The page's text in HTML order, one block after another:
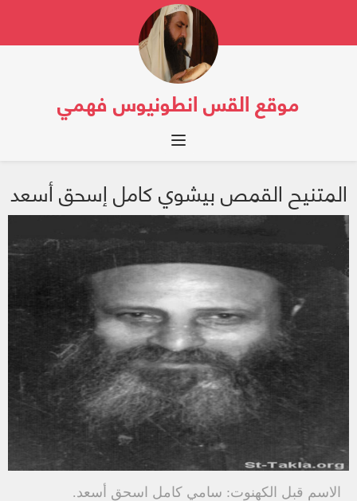
موقع القس انطونيوس فهمي
Toggle navigation
المتنيح القمص بيشوي كامل إسحق أسعد
الاسم قبل الكهنوت: سامي كامل اسحق أسعد.